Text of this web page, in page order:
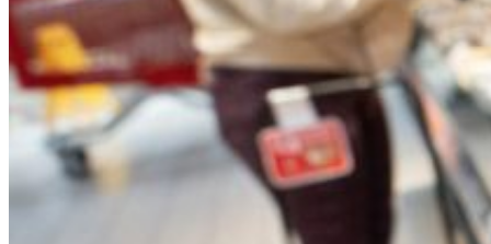
Cooperativa
Somos por y para las personas. Descubre